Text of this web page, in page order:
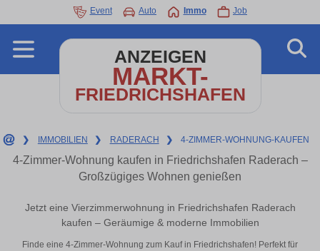
Event Auto Immo Job
ANZEIGEN
MARKT-
FRIEDRICHSHAFEN
❯ IMMOBILIEN ❯ RADERACH ❯ 4-ZIMMER-WOHNUNG-KAUFEN
4-Zimmer-Wohnung kaufen in Friedrichshafen Raderach –
Großzügiges Wohnen genießen
Jetzt eine Vierzimmerwohnung in Friedrichshafen Raderach
kaufen – Geräumige & moderne Immobilien
Finde eine 4-Zimmer-Wohnung zum Kauf in Friedrichshafen! Perfekt für